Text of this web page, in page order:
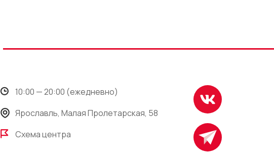
10:00 — 20:00 (ежедневно)
Ярославль, Малая Пролетарская, 58
Схема центра